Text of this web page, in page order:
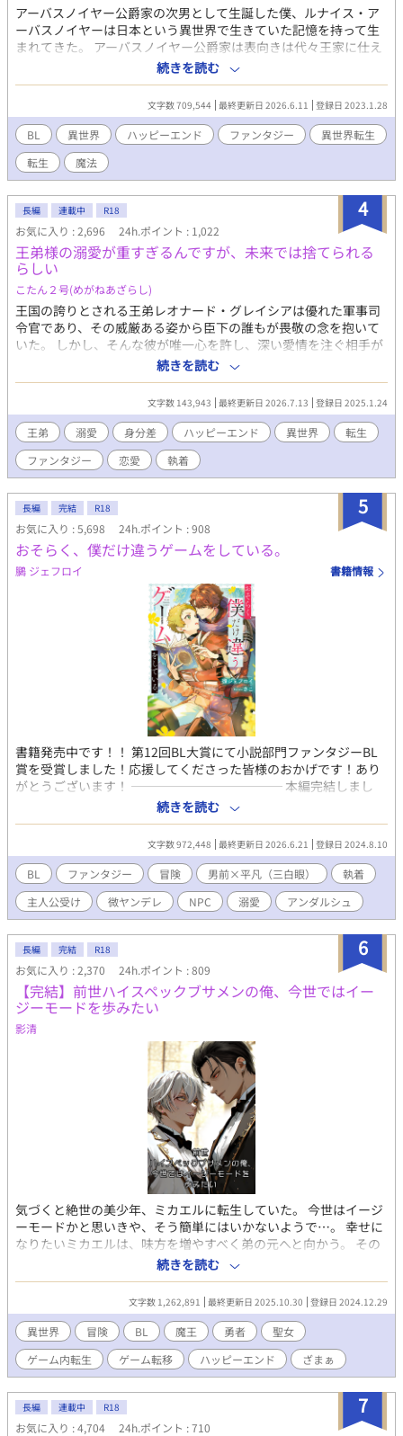
アーバスノイヤー公爵家の次男として生誕した僕、ルナイス・ア
ーバスノイヤーは日本という異世界で生きていた記憶を持って生
まれてきた。 アーバスノイヤー公爵家は表向きは代々王家に仕え
る近衛騎士として名を挙げている一族であるが、実は陰で王家に
牙を向ける者達の処分や面倒ごとを片付ける暗躍一族なのだ。 そ
んな公爵家に生まれた僕も将来は家業を熟さないといけないのだ
けど…前世でなんの才もなくぼんやりと生きてきた僕には無理で
すよ！！ え？ 僕には暗躍一族としての才能に恵まれている！？
※すべてフィクションであり実在する物、人、言語とは異なるこ
とをご了承ください。 色んな国の言葉をMIXさせています。 本
作は皆様の暖かな支援のおかげで第13回BL大賞にて学園BL賞を受
賞いたしました！ 心よりお礼申し上げます。 ただ今、感謝の番外
編を少しずつ更新中です。 よければお時間のある時にお楽しみく
ださいませ
続きを読む
文字数 709,544 最終更新日 2026.6.11 登録日 2023.1.28
BL 異世界 ハッピーエンド ファンタジー
異世界転生
転生
魔法
4
長編 連載中 R18
お気に入り : 2,696 24h.ポイント : 1,022
王弟様の溺愛が重すぎるんですが、未来では捨てられる
らしい
こたん２号(めがねあざらし)
王国の誇りとされる王弟レオナード・グレイシアは優れた軍事司
令官であり、その威厳ある姿から臣下の誰もが畏敬の念を抱いて
いた。 しかし、そんな彼が唯一心を許し、深い愛情を注ぐ相手が
王宮文官を務めるエリアス・フィンレイだった。地位も立場も異
なる二人だったが、レオは執拗なまでに「お前は私のものだ」と
愛を囁く。 だが、ある日エリアスは親友の内査官カーティスから
奇妙な言葉を告げられる。「近く“御子”が現れる。そしてレオナ
ード様はその御子を愛しお前は捨てられる」と。 レオナードの変
わらぬ愛を信じたいと願うエリアスだったが、心の奥底には不安
が拭えない。 そしてついに、辺境の村で御子が発見されたとの報
せが王宮に届いたのだった──。 【第13回BL大賞奨励賞受賞作
品】
続きを読む
文字数 143,943 最終更新日 2026.7.13 登録日 2025.1.24
王弟 溺愛 身分差 ハッピーエンド 異世界
転生
ファンタジー
恋愛 執着
5
長編 完結 R18
お気に入り : 5,698 24h.ポイント : 908
おそらく、僕だけ違うゲームをしている。
鵩 ジェフロイ 書籍情報
書籍発売中です！！ 第12回BL大賞にて小説部門ファンタジーBL
賞を受賞しました！応援してくださった皆様のおかげです！あり
がとうございます！ ──────────── 本編完結しまし
た！番外編更新予定です。 -- ほとんどの社会活動を仮想空間で行
うようになった現在。誰もが夢に見た「本物のような異世界」と
言っても過言ではないリアリティを持った新作VRMMORPG『Arca
Storia（アルカストーリア）』通称アルストがリリースされた。
読書中毒の遠野嗣治はこのゲームの宣伝を見て考えた。「そんな
に作り込まれているなら独自の歴史、文化から生まれた本を読み
まくれるのでは…？」と。モンスターとバトルをするでもなく、
町から町へ渡り歩くような冒険をガン無視して最初の町のギルド
資料室に入り浸り、町から出る気配が一切ない様子に徐々に困惑
するNPC達。爆笑しながら見守るサポートAI。 ゲームの世界で好
きなだけ読書をして、たまに資金調達の為に情報整理のバイト
（※クエスト）をしていたらいつの間にかワケアリ男前傭兵に囲
われていた遠野のゲームプレイ記。 ※メインCPは固定。 ※出会い
は結構早いですが、くっつくのは少し時間かかるかもです。 ※デ
スゲームとかログアウト不可とかではないです。
続きを読む
文字数 972,448 最終更新日 2026.6.21 登録日 2024.8.10
BL ファンタジー 冒険 男前×平凡（三白眼）
執着
主人公受け
微ヤンデレ NPC 溺愛 アンダルシュ
6
長編 完結 R18
お気に入り : 2,370 24h.ポイント : 809
【完結】前世ハイスペックブサメンの俺、今世ではイー
ジーモードを歩みたい
影清
気づくと絶世の美少年、ミカエルに転生していた。 今世はイージ
ーモードかと思いきや、そう簡単にはいかないようで…。 幸せに
なりたいミカエルは、味方を増やすべく弟の元へと向かう。 その
弟もまた、絶世の美少年だった。 この世界の美形の基準、おかし
くない？ 実はここがゲームの世界だと知ったミカエルは、幸せを
掴むことが出来るのか―…。 全307話完結。 ※暴力的表現は予告
なく出てきます ※性的な表現があるタイトルには※付 ※R-18は後
半 ※死人が出ますし怪我もします ※カップリングは主人公のみ
※アルファポリスBL大賞 奨励賞受賞作
続きを読む
文字数 1,262,891 最終更新日 2025.10.30 登録日 2024.12.29
異世界 冒険 BL 魔王 勇者
聖女
ゲーム内転生
ゲーム転移 ハッピーエンド ざまぁ
7
長編 連載中 R18
お気に入り : 4,704 24h.ポイント : 710